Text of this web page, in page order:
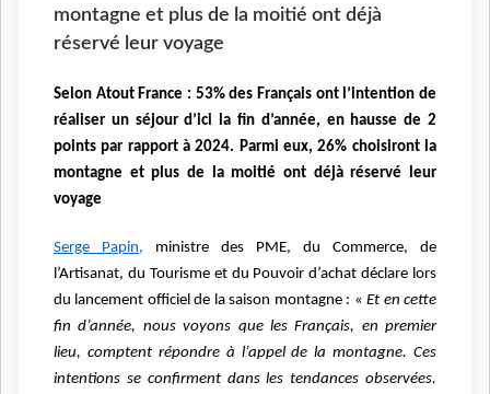
montagne et plus de la moitié ont déjà
réservé leur voyage
Selon Atout France : 53% des Français ont l’intention de
réaliser un séjour d’ici la fin d’année, en hausse de 2
points par rapport à 2024. Parmi eux, 26% choisiront la
montagne et plus de la moitié ont déjà réservé leur
voyage
Serge Papin, ministre des PME, du Commerce, de
l’Artisanat, du Tourisme et du Pouvoir d’achat déclare lors
du lancement officiel de la saison montagne : «Et en cette
fin d’année, nous voyons que les Français, en premier
lieu, comptent répondre à l’appel de la montagne. Ces
intentions se confirment dans les tendances observées.